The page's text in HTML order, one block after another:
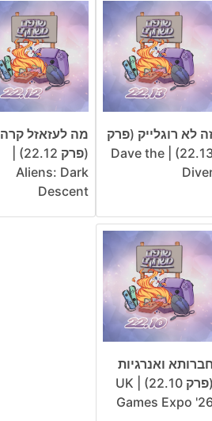
לא רוגלייק (פרק
22.13) | Dave the
מה לעזאזל קרה
(פרק 22.12) |
Aliens: Dark
Descent
ואנרגיות
(פרק 22.10) | UK
Games Expo